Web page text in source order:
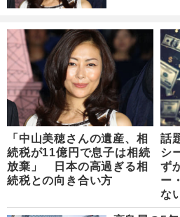
「中山美穂さんの遺産、相
続税が11億円で息子は相続
放棄」 日本の高過ぎる相
続税との向き合い方
話
シ
ず
ー
な